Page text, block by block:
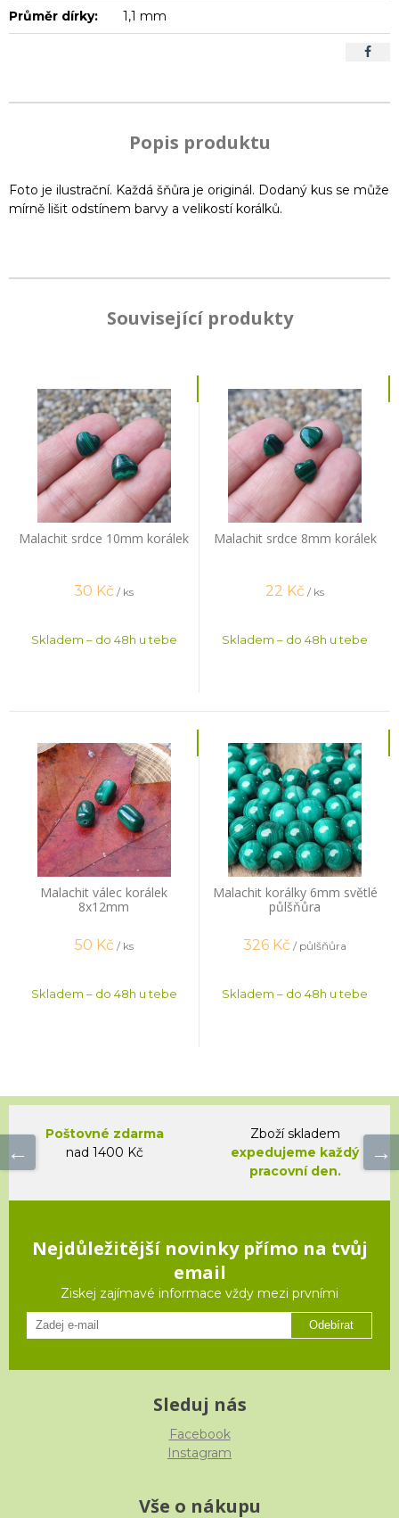
Průměr dírky: 1,1 mm
Popis produktu
Foto je ilustrační. Každá šňůra je originál. Dodaný kus se může
mírně lišit odstínem barvy a velikostí korálků.
Související produkty
Malachit srdce 10mm korálek
30 Kč / ks
Skladem – do 48h u tebe
Malachit srdce 8mm korálek
22 Kč / ks
Skladem – do 48h u tebe
Malachit válec korálek
8x12mm
50 Kč / ks
Skladem – do 48h u tebe
Malachit korálky 6mm světlé
půlšňůra
326 Kč / půlšňůra
Skladem – do 48h u tebe
Poštovné zdarma
nad 1400 Kč
Zboží skladem
expedujeme každý
pracovní den.
Nejdůležitější novinky přímo na tvůj
email
Ziskej zajímavé informace vždy mezi prvními
Odebírat
Sleduj nás
Facebook
Instagram
Vše o nákupu